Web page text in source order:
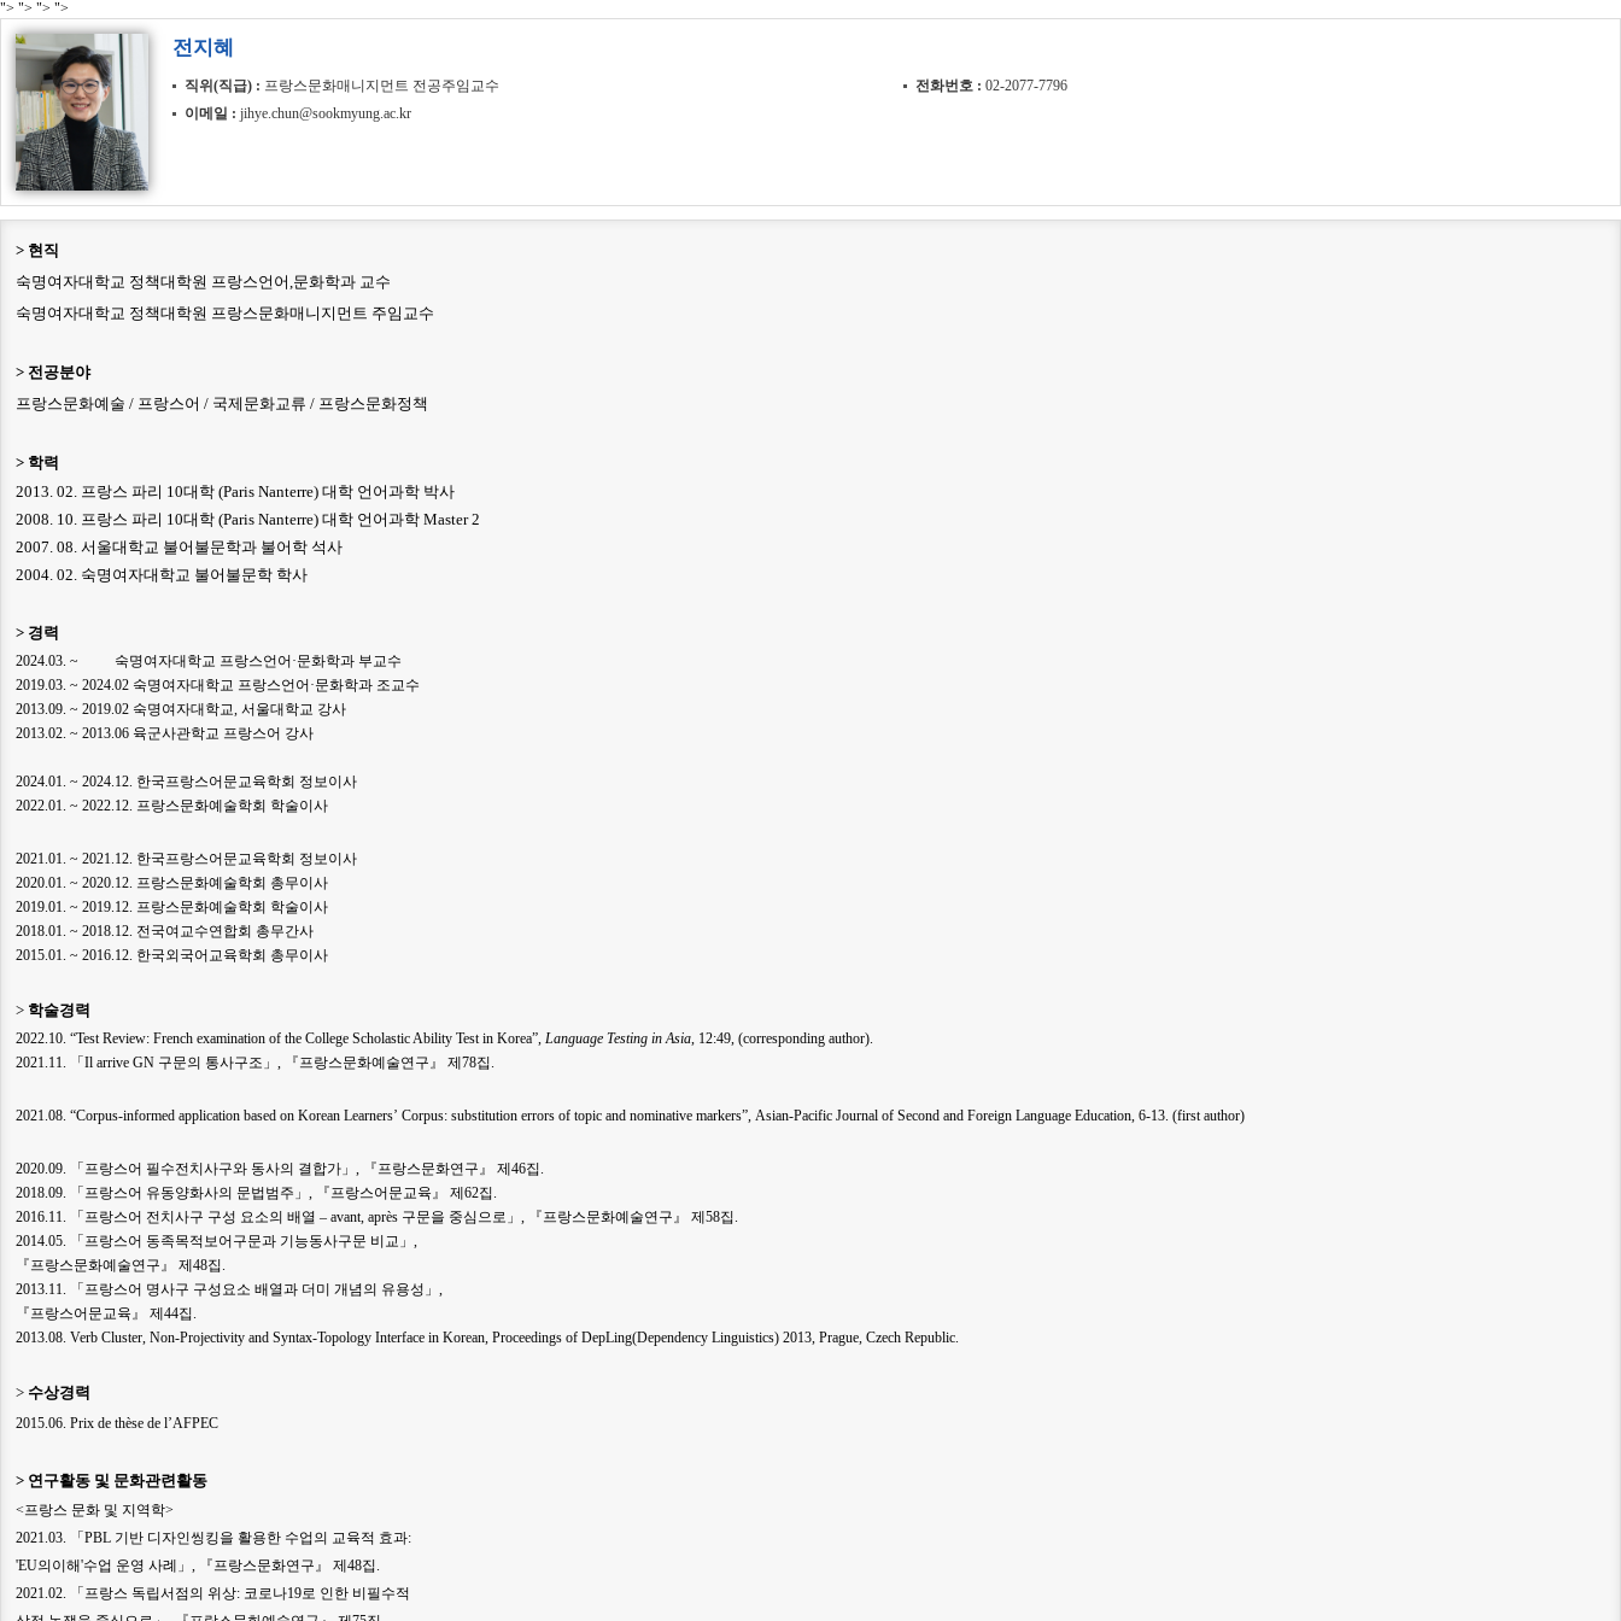
"> "> "> ">
전지혜
직위(직급) 프랑스문화매니지먼트 전공주임교수 전화번호
02-2077-7796
이메일
jihye.chun@sookmyung.ac.kr
> 현직
숙명여자대학교 정책대학원 프랑스언어,문화학과 교수
숙명여자대학교 정책대학원 프랑스문화매니지먼트 주임교수
> 전공분야
프랑스문화예술 / 프랑스어 / 국제문화교류 / 프랑스문화정책
> 학력
2013. 02. 프랑스 파리 10대학 (Paris Nanterre) 대학 언어과학 박사
2008. 10. 프랑스 파리 10대학 (Paris Nanterre) 대학 언어과학 Master 2
2007. 08. 서울대학교 불어불문학과 불어학 석사
2004. 02. 숙명여자대학교 불어불문학 학사
> 경력
2024.03. ~ 숙명여자대학교 프랑스언어·문화학과 부교수
2019.03. ~ 2024.02 숙명여자대학교 프랑스언어·문화학과 조교수
2013.09. ~ 2019.02 숙명여자대학교, 서울대학교 강사
2013.02. ~ 2013.06 육군사관학교 프랑스어 강사
2024.01. ~ 2024.12. 한국프랑스어문교육학회 정보이사
2022.01. ~ 2022.12. 프랑스문화예술학회 학술이사
2021.01. ~ 2021.12. 한국프랑스어문교육학회 정보이사
2020.01. ~ 2020.12. 프랑스문화예술학회 총무이사
2019.01. ~ 2019.12. 프랑스문화예술학회 학술이사
2018.01. ~ 2018.12. 전국여교수연합회 총무간사
2015.01. ~ 2016.12. 한국외국어교육학회 총무이사
> 학술경력
2022.10. “Test Review: French examination of the College Scholastic Ability Test in Korea”, Language Testing in Asia, 12:49, (corresponding author).
2021.11.
「 Il arrive GN 구문의 통사구조 」 , 『프랑스문화예술연구』 제 78집 .
2021.08. “Corpus-informed application based on Korean Learners’ Corpus: substitution errors of topic and nominative markers”, Asian-Pacific Journal of Second and Foreign Language Education, 6-13. (first author)
2020.09. 「프랑스어 필수전치사구와 동사의 결합가」, 『프랑스문화연구』 제46집.
2018.09. 「프랑스어 유동양화사의 문법범주」, 『프랑스어문교육』 제62집.
2016.11. 「프랑스어 전치사구 구성 요소의 배열 – avant, après 구문을 중심으로」, 『프랑스문화예술연구』 제58집.
2014.05. 「프랑스어 동족목적보어구문과 기능동사구문 비교」,
『프랑스문화예술연구』 제48집.
2013.11. 「프랑스어 명사구 구성요소 배열과 더미 개념의 유용성」,
『프랑스어문교육』 제44집.
2013.08. Verb Cluster, Non-Projectivity and Syntax-Topology Interface in Korean, Proceedings of DepLing(Dependency Linguistics) 2013, Prague, Czech Republic.
> 수상경력
2015.06. Prix de thèse de l’AFPEC
> 연구활동 및 문화관련활동
<프랑스 문화 및 지역학>
2021.03. 「PBL 기반 디자인씽킹을 활용한 수업의 교육적 효과:
'EU의이해'수업 운영 사례」, 『프랑스문화연구』 제48집.
2021.02. 「프랑스 독립서점의 위상: 코로나19로 인한 비필수적